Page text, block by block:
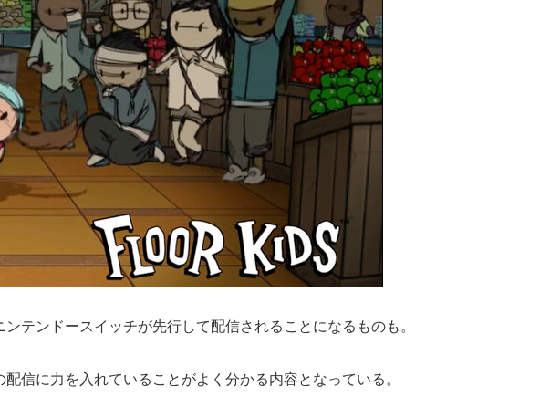
テンドースイッチが先行して配信されることになるものも。
信に力を入れていることがよく分かる内容となっている。